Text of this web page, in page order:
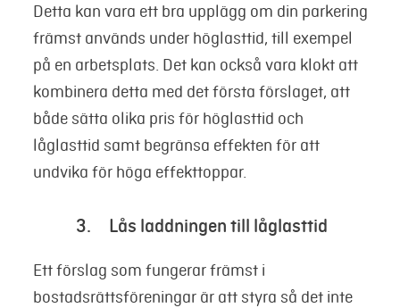
Detta kan vara ett bra upplägg om din parkering
främst används under höglasttid, till exempel
på en arbetsplats. Det kan också vara klokt att
kombinera detta med det första förslaget, att
både sätta olika pris för höglasttid och
låglasttid samt begränsa effekten för att
undvika för höga effekttoppar.
3. Lås laddningen till låglasttid
Ett förslag som fungerar främst i
bostadsrättsföreningar är att styra så det inte